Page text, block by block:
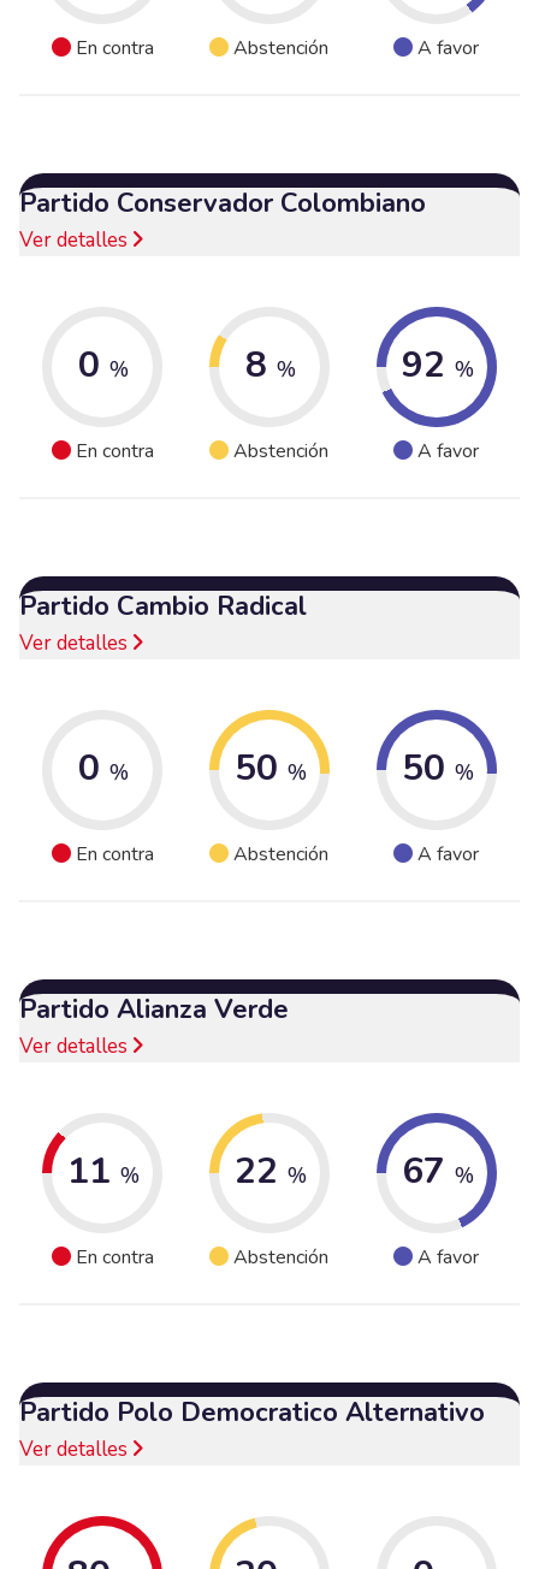
En contra Abstención A favor
Partido Conservador Colombiano
Ver detalles
0 %
En contra
8 %
Abstención
92 %
A favor
Partido Cambio Radical
Ver detalles
0 %
En contra
50 %
Abstención
50 %
A favor
Partido Alianza Verde
Ver detalles
11 %
En contra
22 %
Abstención
67 %
A favor
Partido Polo Democratico Alternativo
Ver detalles